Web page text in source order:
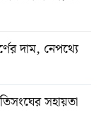
দাম, নেপথ্যে
সহায়তা